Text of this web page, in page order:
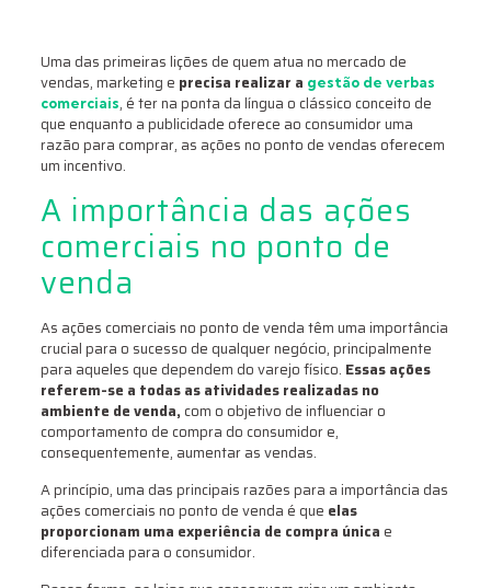
Uma das primeiras lições de quem atua no mercado de
vendas, marketing e precisa realizar a gestão de verbas
comerciais, é ter na ponta da língua o clássico conceito de
que enquanto a publicidade oferece ao consumidor uma
razão para comprar, as ações no ponto de vendas oferecem
um incentivo.
A importância das ações
comerciais no ponto de
venda
As ações comerciais no ponto de venda têm uma importância
crucial para o sucesso de qualquer negócio, principalmente
para aqueles que dependem do varejo físico. Essas ações
referem-se a todas as atividades realizadas no
ambiente de venda, com o objetivo de influenciar o
comportamento de compra do consumidor e,
consequentemente, aumentar as vendas.
A princípio, uma das principais razões para a importância das
ações comerciais no ponto de venda é que elas
proporcionam uma experiência de compra única e
diferenciada para o consumidor.